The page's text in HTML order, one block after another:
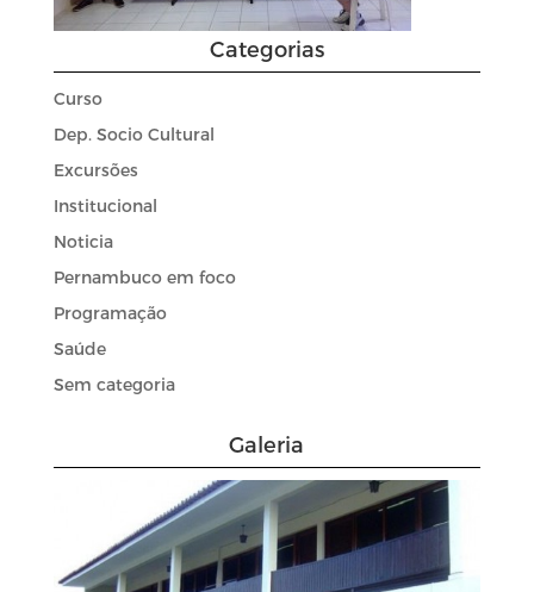
Categorias
Curso
Dep. Socio Cultural
Excursões
Institucional
Noticia
Pernambuco em foco
Programação
Saúde
Sem categoria
Galeria